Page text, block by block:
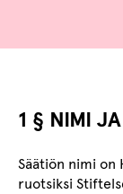
1 § NIMI
Säätiön nimi on
ruotsiksi